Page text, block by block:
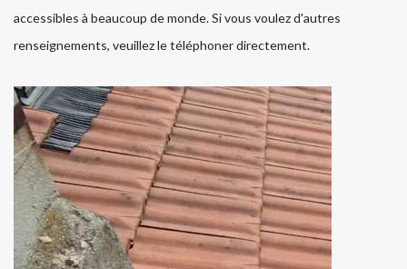
accessibles à beaucoup de monde. Si vous voulez d'autres
renseignements, veuillez le téléphoner directement.